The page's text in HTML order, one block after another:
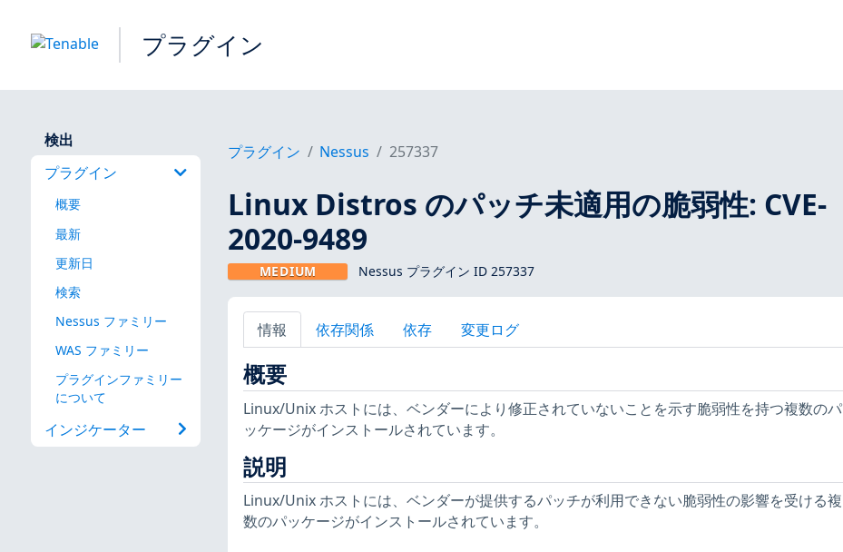
プラグイン
検出
プラグイン
概要
最新
更新日
検索
Nessus ファミリー
WAS ファミリー
プラグインファミリー
について
インジケーター
プラグイン Nessus 257337
Linux Distros のパッチ未適用の脆弱性: CVE-
2020-9489
MEDIUM Nessus プラグイン ID 257337
情報 依存関係 依存 変更ログ
概要
Linux/Unix ホストには、ベンダーにより修正されていないことを示す脆弱性を持つ複数のパ
ッケージがインストールされています。
説明
Linux/Unix ホストには、ベンダーが提供するパッチが利用できない脆弱性の影響を受ける複
数のパッケージがインストールされています。